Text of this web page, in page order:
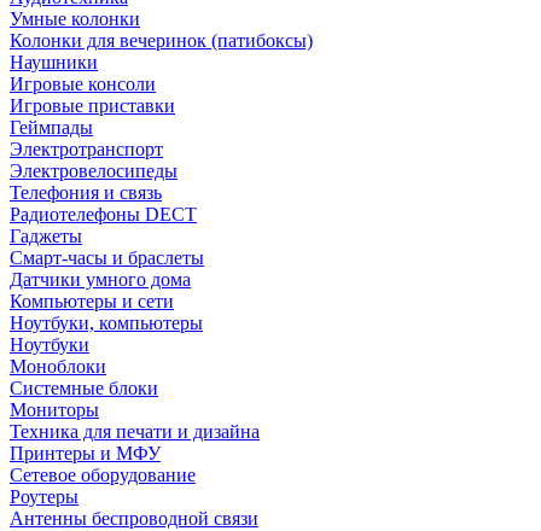
Умные колонки
Колонки для вечеринок (патибоксы)
Наушники
Игровые консоли
Игровые приставки
Геймпады
Электротранспорт
Электровелосипеды
Телефония и связь
Радиотелефоны DECT
Гаджеты
Смарт-часы и браслеты
Датчики умного дома
Компьютеры и сети
Ноутбуки, компьютеры
Ноутбуки
Моноблоки
Системные блоки
Мониторы
Техника для печати и дизайна
Принтеры и МФУ
Сетевое оборудование
Роутеры
Антенны беспроводной связи